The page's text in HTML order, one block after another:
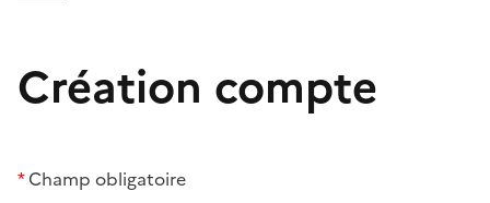
Création compte
*Champ obligatoire